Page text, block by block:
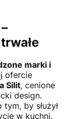
marki i
ofercie
Silit, cenione
design.
by służył
w kuchni.